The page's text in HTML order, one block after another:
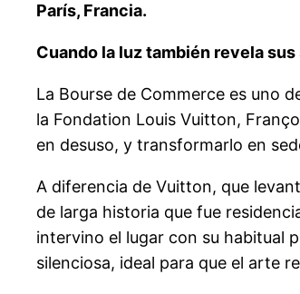
París, Francia.
Cuando la luz también revela sus
La Bourse de Commerce es uno
la Fondation Louis Vuitton,
en desuso, y transformarlo en
A diferencia de Vuitton, que
de larga historia que fue
intervino el lugar con su habitual
silenciosa, ideal para que el arte